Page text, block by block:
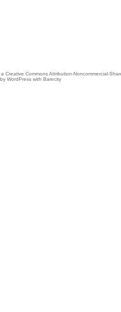
Creative Commons Attribution-Noncommercial-
WordPress with Barecity